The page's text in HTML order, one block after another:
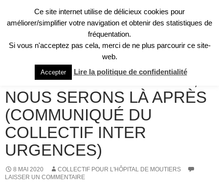
Collectif pour l'Hôpital de Moûtiers
NOUS ÉTIONS LÀ AVANT,
NOUS SERONS LÀ APRÈS
(COMMUNIQUÉ DU
COLLECTIF INTER
URGENCES)
8 MAI 2020
COLLECTIF POUR L'HÔPITAL DE MOUTIERS
LAISSER UN COMMENTAIRE
Ce site internet utilise de délicieux cookies pour
améliorer/simplifier votre navigation et obtenir des statistiques de
fréquentation.
Si vous n'acceptez pas cela, merci de ne plus parcourir ce site-
web.
Accepter Lire la politique de confidentialité